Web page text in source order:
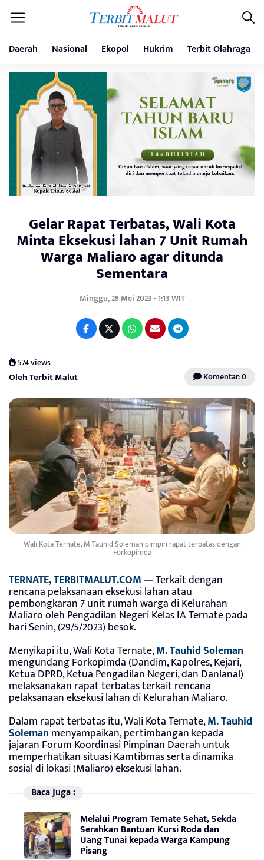
Daerah Nasional Ekopol Hukrim Terbit Olahraga
Gelar Rapat Terbatas, Wali Kota
Minta Eksekusi lahan 7 Unit Rumah
Warga Maliaro agar ditunda
Sementara
Minggu, 28 Mei 2023 - 1:13 WIT
574 views
Oleh Terbit Malut Komentar: 0
Wali Kota Ternate, M Tauhid Soleman pimpin rapat terbatas dengan
Forkopimda
TERNATE, TERBITMALUT.COM —Terkait dengan
rencana pelaksanaan eksekusi lahan atau
pembongkaran 7 unit rumah warga di Kelurahan
Maliaro oleh Pengadilan Negeri Kelas IA Ternate pada
hari Senin, (29/5/2023) besok.
Menyikapi itu, Wali Kota Ternate,M. Tauhid Soleman
mengundang Forkopimda (Dandim, Kapolres, Kejari,
Ketua DPRD, Ketua Pengadilan Negeri, dan Danlanal)
melaksanakan rapat terbatas terkait rencana
pelaksanaan eksekusi lahan di Kelurahan Maliaro.
Dalam rapat terbatas itu, Wali Kota Ternate,M. Tauhid
Soleman menyampaikan, pertimbangan kepada
jajaran Forum Koordinasi Pimpinan Daerah untuk
memperhatikan situasi Kamtibmas serta dinamika
sosial di lokasi (Maliaro) eksekusi lahan.
Baca Juga :
Melalui Program Ternate Sehat, Sekda
Serahkan Bantuan Kursi Roda dan
Uang Tunai kepada Warga Kampung
Pisang